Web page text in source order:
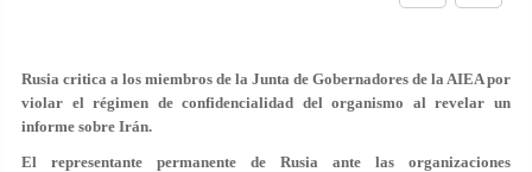
Rusia critica a los miembros de la Junta de Gobernadores de la AIEA por
violar el régimen de confidencialidad del organismo al revelar un
informe sobre Irán.
El representante permanente de Rusia ante las organizaciones